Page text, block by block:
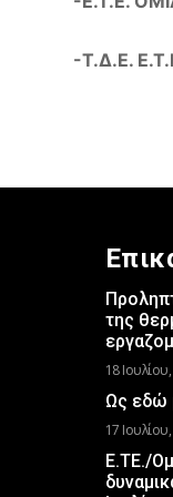
-Τ.Δ.Ε.
της
18
Ως εδώ
17
Ε.ΤΕ./